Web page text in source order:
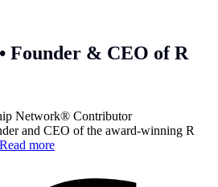
• Founder & CEO of R
Network® Contributor
and CEO of the award-winning R
Read more